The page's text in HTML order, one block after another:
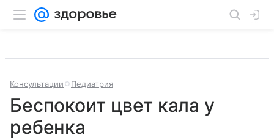
Консультации Педиатрия
Беспокоит цвет кала у
ребенка